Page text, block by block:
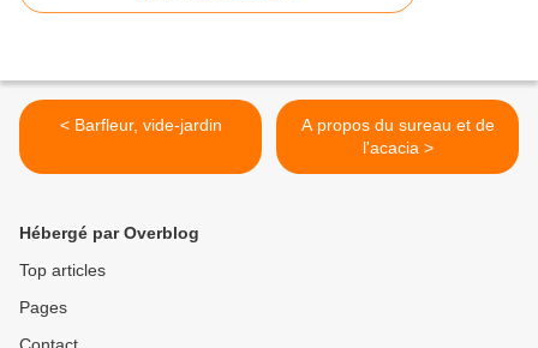
< Barfleur, vide-jardin
A propos du sureau et de
l'acacia >
Hébergé par Overblog
Top articles
Pages